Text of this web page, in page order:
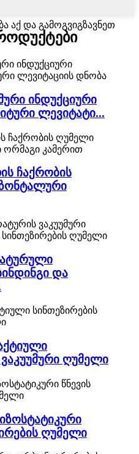
აქ და გამოგვიგზავნეთ
ინდუქციური
ლევიტატი...
ჩაქრობის
და
ღუმელი
ღუმელი